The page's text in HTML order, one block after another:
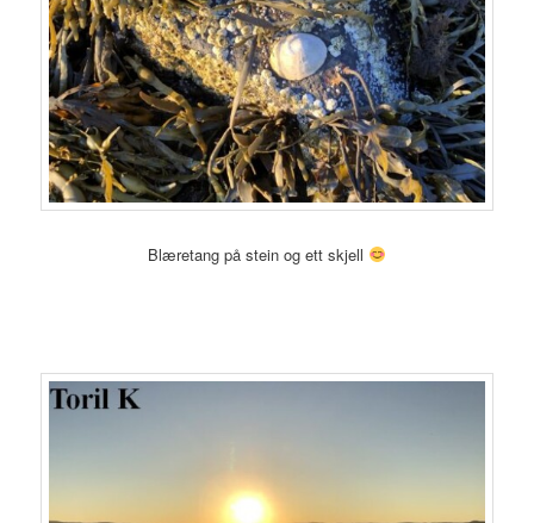
Blæretang på stein og ett skjell